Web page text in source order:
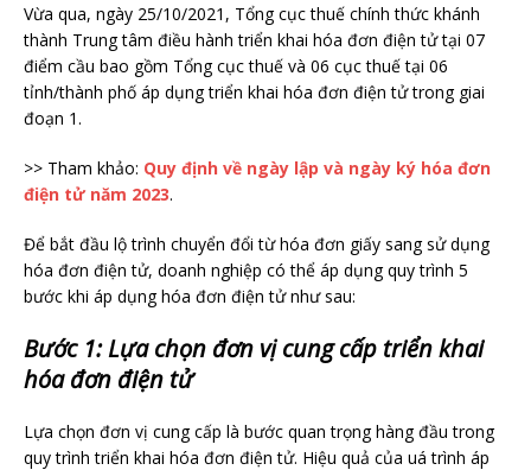
Vừa qua, ngày 25/10/2021, Tổng cục thuế chính thức khánh
thành Trung tâm điều hành triển khai hóa đơn điện tử tại 07
điểm cầu bao gồm Tổng cục thuế và 06 cục thuế tại 06
tỉnh/thành phố áp dụng triển khai hóa đơn điện tử trong giai
đoạn 1.
>> Tham khảo: Quy định về ngày lập và ngày ký hóa đơn
điện tử năm 2023.
Để bắt đầu lộ trình chuyển đổi từ hóa đơn giấy sang sử dụng
hóa đơn điện tử, doanh nghiệp có thể áp dụng quy trình 5
bước khi áp dụng hóa đơn điện tử như sau:
Bước 1: Lựa chọn đơn vị cung cấp triển khai
hóa đơn điện tử
Lựa chọn đơn vị cung cấp là bước quan trọng hàng đầu trong
quy trình triển khai hóa đơn điện tử. Hiệu quả của uá trình áp